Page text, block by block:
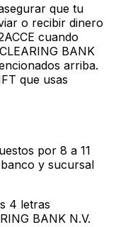
que tu
o recibir dinero
cuando
BANK
arriba.
que usas
por 8 a 11
y sucursal
4 letras
BANK N.V.